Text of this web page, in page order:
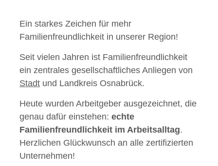
Ein starkes Zeichen für mehr
Familienfreundlichkeit in unserer Region!
Seit vielen Jahren ist Familienfreundlichkeit
ein zentrales gesellschaftliches Anliegen von
Stadt und Landkreis Osnabrück.
Heute wurden Arbeitgeber ausgezeichnet, die
genau dafür einstehen: echte
Familienfreundlichkeit im Arbeitsalltag.
Herzlichen Glückwunsch an alle zertifizierten
Unternehmen!